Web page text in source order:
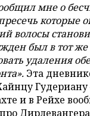
мне о
которые
волосы
был в тот
удаления
Эта
Гудериану
и в Рейхе